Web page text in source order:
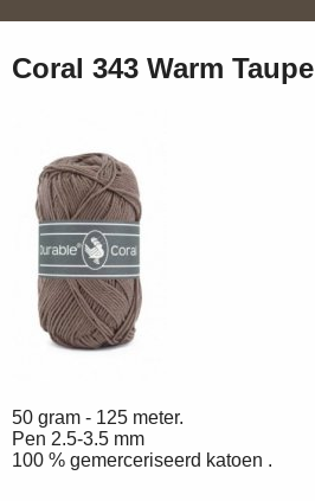
Coral 343 Warm Taupe
50 gram - 125 meter.
Pen 2.5-3.5 mm
100 % gemerceriseerd katoen .